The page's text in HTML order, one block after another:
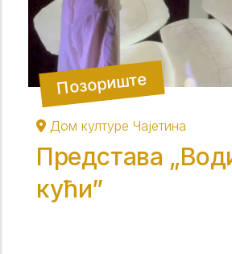
Позориште
Дом културе Чајетина
Представа
кући”